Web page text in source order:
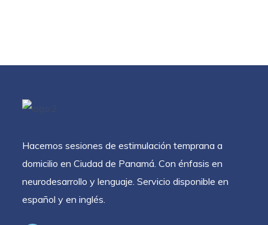
Hacemos sesiones de estimulación temprana a
domicilio en Ciudad de Panamá. Con énfasis en
neurodesarrollo y lenguaje. Servicio disponible en
español y en inglés.